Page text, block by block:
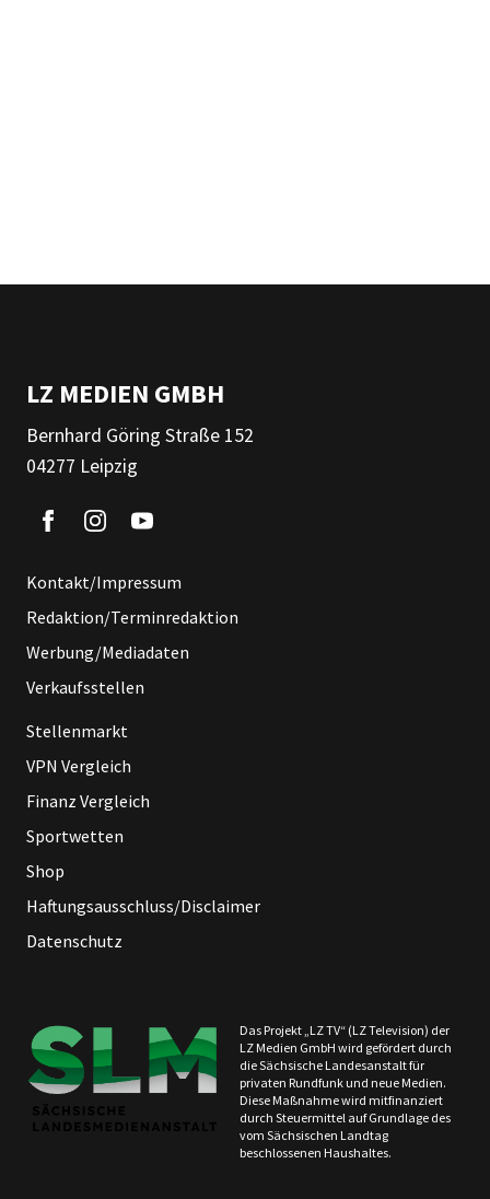
LZ MEDIEN GMBH
Bernhard Göring Straße 152
04277 Leipzig
Kontakt/Impressum
Redaktion/Terminredaktion
Werbung/Mediadaten
Verkaufsstellen
Stellenmarkt
VPN Vergleich
Finanz Vergleich
Sportwetten
Shop
Haftungsausschluss/Disclaimer
Datenschutz
Das Projekt „LZ TV“ (LZ Television) der
LZ Medien GmbH wird gefördert durch
die Sächsische Landesanstalt für
privaten Rundfunk und neue Medien.
Diese Maßnahme wird mitfinanziert
durch Steuermittel auf Grundlage des
vom Sächsischen Landtag
beschlossenen Haushaltes.